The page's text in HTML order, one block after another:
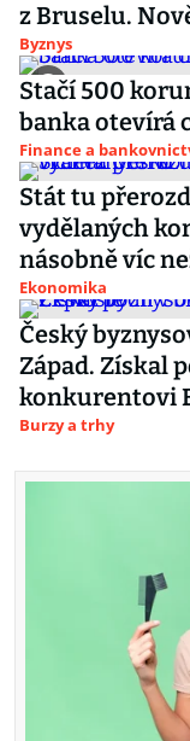
z Bruselu.
Byznys
Stačí 500
banka otevírá
Finance a
Stát tu
vydělaných
násobně víc
Ekonomika
Český
Západ. Získal
konkurentovi
Burzy a trhy